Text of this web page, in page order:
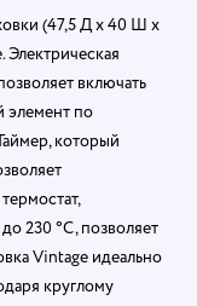
(47,5 Д x 40 Ш x
Электрическая
включать
элемент по
который
230 °C, позволяет
Vintage идеально
круглому